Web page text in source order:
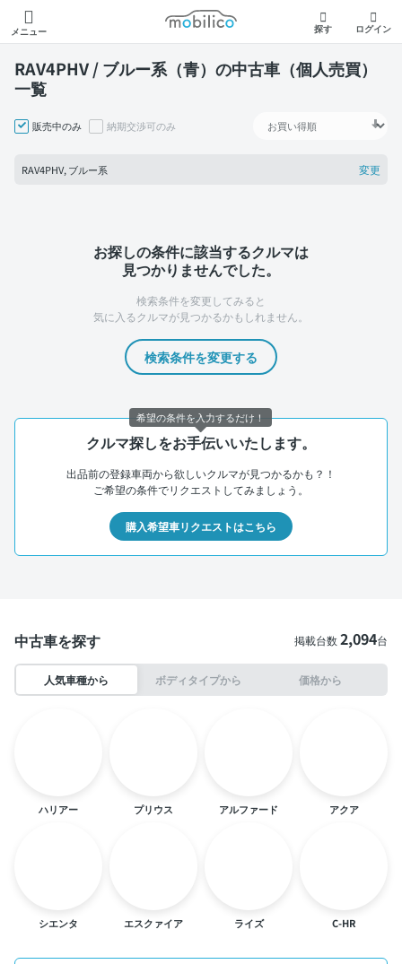
メニュー
モビリコ
探す ログイン
RAV4PHV / ブルー系（青）の中古車（個人売買）
一覧
販売中のみ 納期交渉可のみ
RAV4PHV, ブルー系 変更
お探しの条件に該当するクルマは
見つかりませんでした。
検索条件を変更してみると
気に入るクルマが見つかるかもしれません。
検索条件を変更する
クルマ探しをお手伝いいたします。
出品前の登録車両から欲しいクルマが見つかるかも？！
ご希望の条件でリクエストしてみましょう。
購入希望車リクエストはこちら
中古車を探す 掲載台数2,094台
人気車種から ボディタイプから 価格から
ハリアー プリウス アルファード アクア
シエンタ エスクァイア ライズ C-HR
希望の条件を入力するだけ！